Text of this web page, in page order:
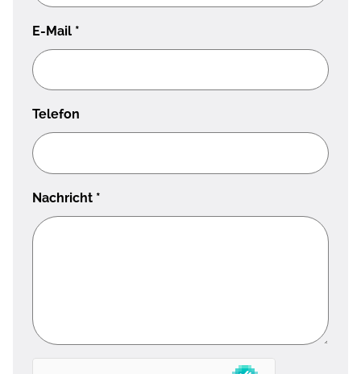
E-Mail *
Telefon
Nachricht *